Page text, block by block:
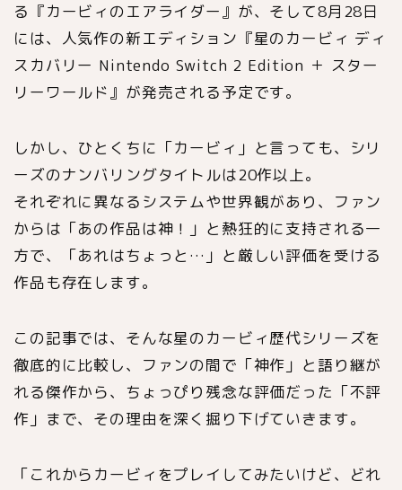
る『カービィのエアライダー』が、そして8月28日
には、人気作の新エディション『星のカービィ ディ
スカバリー Nintendo Switch 2 Edition ＋ スター
リーワールド』が発売される予定です。
しかし、ひとくちに「カービィ」と言っても、シリ
ーズのナンバリングタイトルは20作以上。
それぞれに異なるシステムや世界観があり、ファン
からは「あの作品は神！」と熱狂的に支持される一
方で、「あれはちょっと…」と厳しい評価を受ける
作品も存在します。
この記事では、そんな星のカービィ歴代シリーズを
徹底的に比較し、ファンの間で「神作」と語り継が
れる傑作から、ちょっぴり残念な評価だった「不評
作」まで、その理由を深く掘り下げていきます。
「これからカービィをプレイしてみたいけど、どれ